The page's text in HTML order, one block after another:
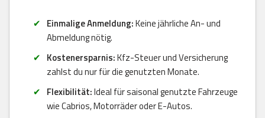
Einmalige Anmeldung:Keine jährliche An- und
Abmeldung nötig.
Kostenersparnis:Kfz-Steuer und Versicherung
zahlst du nur für die genutzten Monate.
Flexibilität:Ideal für saisonal genutzte Fahrzeuge
wie Cabrios, Motorräder oder E-Autos.